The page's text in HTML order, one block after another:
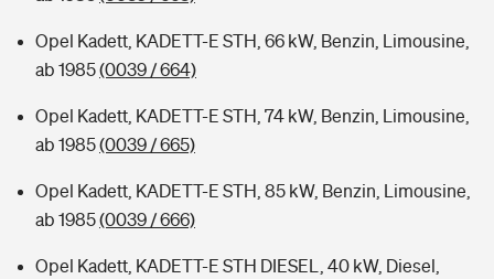
Opel Kadett, KADETT-E STH, 66 kW, Benzin, Limousine,
ab 1985(0039 / 664)
Opel Kadett, KADETT-E STH, 74 kW, Benzin, Limousine,
ab 1985(0039 / 665)
Opel Kadett, KADETT-E STH, 85 kW, Benzin, Limousine,
ab 1985(0039 / 666)
Opel Kadett, KADETT-E STH DIESEL, 40 kW, Diesel,